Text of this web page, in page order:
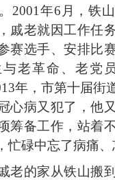
2001 年6 月，铁
戚老就因工作任
赛选手、安排比
老革命、老党
年，市第十届街
心病又犯了，他
筹备工作，站着
忙碌中忘了病痛、
老的家从铁山搬